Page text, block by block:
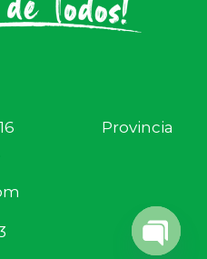
Sur 16 Provincia